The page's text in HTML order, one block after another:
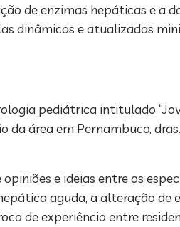
de enzimas hepáticas e a
dinâmicas e atualizadas
pediátrica intitulado
área em Pernambuco,
e ideias entre os
aguda, a alteração de
de experiência entre